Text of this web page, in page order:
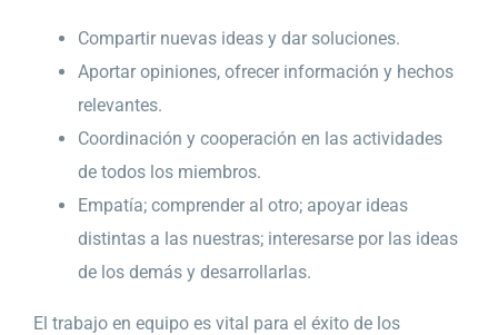
Compartir nuevas ideas y dar soluciones.
Aportar opiniones, ofrecer información y hechos
relevantes.
Coordinación y cooperación en las actividades
de todos los miembros.
Empatía; comprender al otro; apoyar ideas
distintas a las nuestras; interesarse por las ideas
de los demás y desarrollarlas.
El trabajo en equipo es vital para el éxito de los